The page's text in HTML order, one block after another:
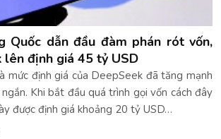
Quốc dẫn đầu đàm phán rót vốn,
lên định giá 45 tỷ USD
mức định giá của DeepSeek đã tăng mạnh
Khi bắt đầu quá trình gọi vốn cách đây
được định giá khoảng 20 tỷ USD…